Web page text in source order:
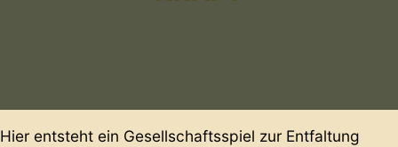
Hier entsteht ein Gesellschaftsspiel zur Entfaltung